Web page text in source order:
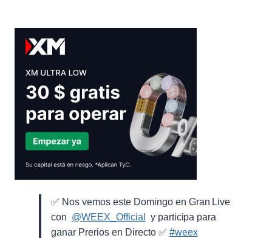
✅ Nos vemos este Domingo en Gran Live
con ⁨ @WEEX_Official
⁩ y participa para
ganar Prerios en Directo ✅ #weex